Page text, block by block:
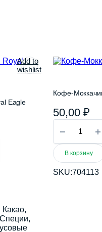
Add to
wishlist
Eagle
Кофе-
50,00 ₽
quantity
В корзину
SKU:704113